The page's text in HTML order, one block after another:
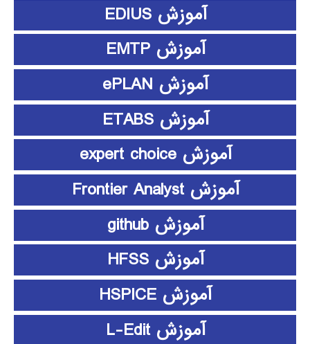
آموزش EDIUS
آموزش EMTP
آموزش ePLAN
آموزش ETABS
آموزش expert choice
آموزش Frontier Analyst
آموزش github
آموزش HFSS
آموزش HSPICE
آموزش L-Edit